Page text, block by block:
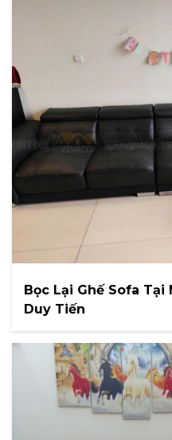
Bọc Lại Ghế Sofa Tại
Duy Tiến